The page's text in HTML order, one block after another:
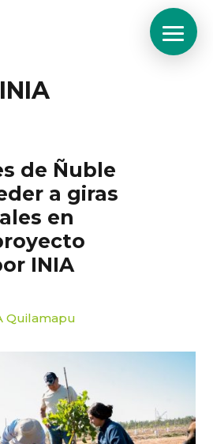
de Ñuble
a giras
en
INIA
Quilamapu